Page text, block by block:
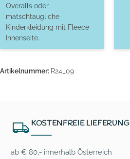
Overalls oder
matschtaugliche
Kinderkleidung mit Fleece-
Innenseite.
Artikelnummer: R24_09
KOSTENFREIE LIEFERUNG
ab € 80,- innerhalb Österreich